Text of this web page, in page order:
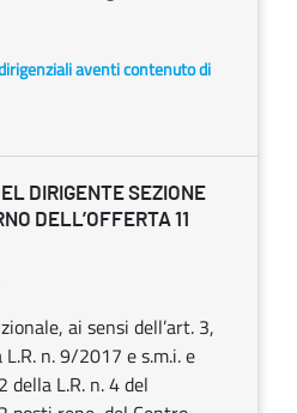
aventi contenuto di
DIRIGENTE SEZIONE
DELL’OFFERTA 11
ai sensi dell’art. 3,
n. 9/2017 e s.m.i. e
della L.R. n. 4 del